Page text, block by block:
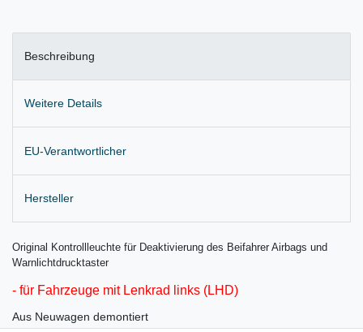
Beschreibung
Weitere Details
EU-Verantwortlicher
Hersteller
Original Kontrollleuchte für Deaktivierung des Beifahrer Airbags und
Warnlichtdrucktaster
- für Fahrzeuge mit Lenkrad links (LHD)
Aus Neuwagen demontiert